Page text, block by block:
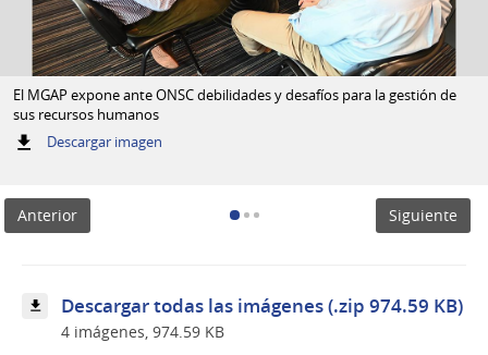
El MGAP expone ante ONSC debilidades y desafíos para la gestión de
sus recursos humanos
Descargar imagen:
desafíos
para
la
Anterior Siguiente
Descargar todas las imágenes (.zip 974.59 KB)
4 imágenes, 974.59 KB